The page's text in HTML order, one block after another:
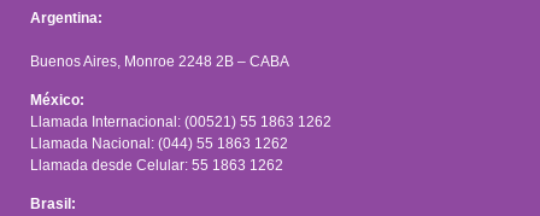
Argentina:
Buenos Aires, Monroe 2248 2B – CABA
México:
Llamada Internacional: (00521) 55 1863 1262
Llamada Nacional: (044) 55 1863 1262
Llamada desde Celular: 55 1863 1262
Brasil: